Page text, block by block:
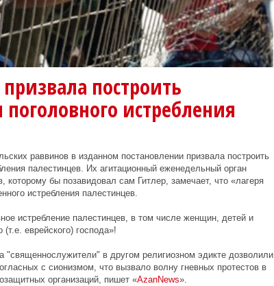
построить
истребления
раввинов в изданном постановлении призвала построить
палестинцев. Их агитационный еженедельный орган
которому бы позавидовал сам Гитлер, замечает, что «лагеря
истребления палестинцев.
истребление палестинцев, в том числе женщин, детей и
еврейского) господа»!
"священнослужители" в другом религиозном эдикте дозволили
с сионизмом, что вызвало волну гневных протестов в
организаций, пишет «AzanNews».